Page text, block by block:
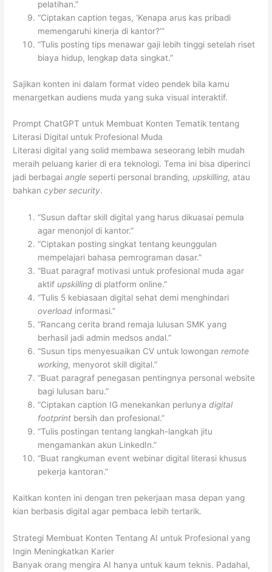
pelatihan.”
“Ciptakan caption tegas, ‘Kenapa arus kas pribadi
memengaruhi kinerja di kantor?’”
“Tulis posting tips menawar gaji lebih tinggi setelah riset
biaya hidup, lengkap data singkat.”
Sajikan konten ini dalam format video pendek bila kamu
menargetkan audiens muda yang suka visual interaktif.
Prompt ChatGPT untuk Membuat Konten Tematik tentang
Literasi Digital untuk Profesional Muda
Literasi digital yang solid membawa seseorang lebih mudah
meraih peluang karier di era teknologi. Tema ini bisa diperinci
jadi berbagaiangle seperti personal branding, upskilling, atau
bahkancyber security.
“Susun daftar skill digital yang harus dikuasai pemula
agar menonjol di kantor.”
“Ciptakan posting singkat tentang keunggulan
mempelajari bahasa pemrograman dasar.”
“Buat paragraf motivasi untuk profesional muda agar
aktif upskilling di platform online.”
“Tulis 5 kebiasaan digital sehat demi menghindari
overload informasi.”
“Rancang cerita brand remaja lulusan SMK yang
berhasil jadi admin medsos andal.”
“Susun tips menyesuaikan CV untuk lowonganremote
working, menyorot skill digital.”
“Buat paragraf penegasan pentingnya personal website
bagi lulusan baru.”
“Ciptakan caption IG menekankan perlunyadigital
footprint bersih dan profesional.”
“Tulis postingan tentang langkah-langkah jitu
mengamankan akun LinkedIn.”
“Buat rangkuman event webinar digital literasi khusus
pekerja kantoran.”
Kaitkan konten ini dengan tren pekerjaan masa depan yang
kian berbasis digital agar pembaca lebih tertarik.
Strategi Membuat Konten Tentang AI untuk Profesional yang
Ingin Meningkatkan Karier
Banyak orang mengira AI hanya untuk kaum teknis. Padahal,